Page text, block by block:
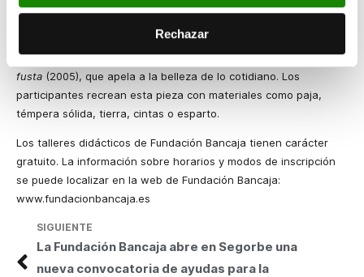
Rechazar
participantes crean sus propias versiones de esta obra.
En la actividad que desarrollan los colectivos en situación de
riesgo de exclusión, el trabajo se centra en la obraDíptic de
fusta (2005), que apela a la belleza de lo cotidiano. Los
participantes recrean esta pieza con materiales como paja,
témpera sólida, tierra, cintas o esparto.
Los talleres didácticos de Fundación Bancaja tienen carácter
gratuito. La información sobre horarios y modos de inscripción
se puede localizar en la web de Fundación Bancaja:
www.fundacionbancaja.es
SIGUIENTE
La Fundación Bancaja abre en Segorbe una
nueva convocatoria de ayudas para la